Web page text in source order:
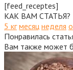
[feed_receptes]
КАК ВАМ СТАТЬЯ?
5 кг месяц неделя
Понравилась
Вам также может